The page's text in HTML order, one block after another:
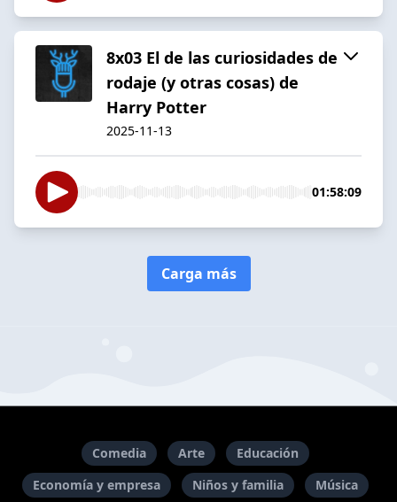
8x03 El de las curiosidades de
rodaje (y otras cosas) de
Harry Potter
2025-11-13
01:58:09
Carga más
Comedia Arte
Educación
Economía y empresa
Niños y familia Música